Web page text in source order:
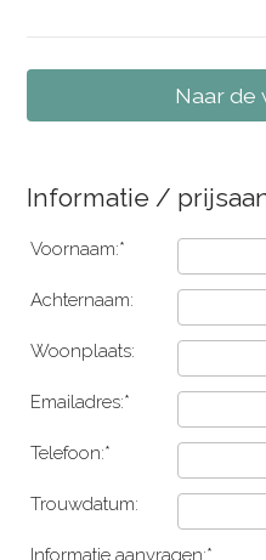
Naar de
Informatie /
Voornaam:*
Achternaam:
Woonplaats:
Emailadres:*
Telefoon:*
Trouwdatum:
Informatie aanvragen:*